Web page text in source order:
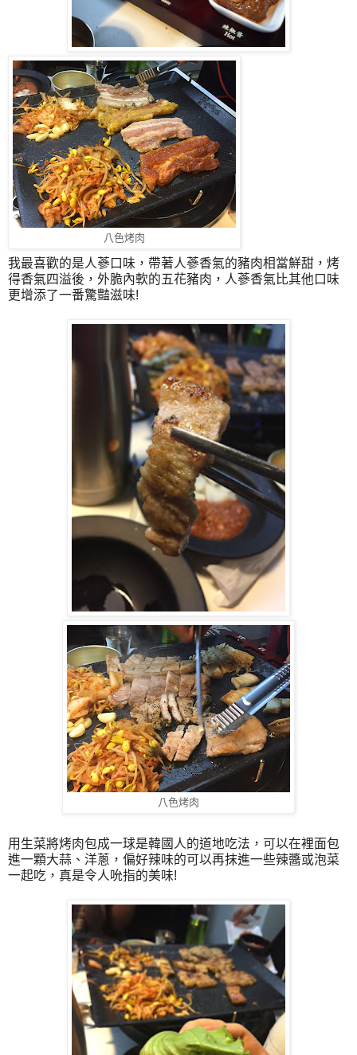
八色烤肉
我最喜歡的是人蔘口味，帶著人蔘香氣的豬肉相當鮮甜，烤
得香氣四溢後，外脆內軟的五花豬肉，人蔘香氣比其他口味
更增添了一番驚豔滋味!
八色烤肉
用生菜將烤肉包成一球是韓國人的道地吃法，可以在裡面包
進一顆大蒜、洋蔥，偏好辣味的可以再抹進一些辣醬或泡菜
一起吃，真是令人吮指的美味!